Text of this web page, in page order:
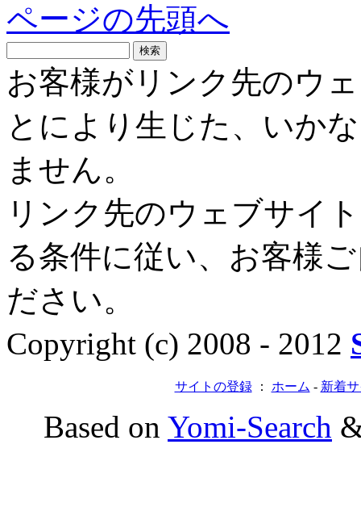
ページの先頭へ
お客様がリンク先のウ
とにより生じた、いか
ません。
リンク先のウェブサイ
る条件に従い、お客様
ださい。
Copyright (c) 2008 - 2012
サイトの登録： ホーム - 新着
Based on Yomi-Search